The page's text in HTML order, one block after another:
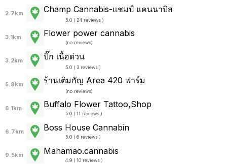
2.7km Champ Cannabis-แชมป์ แคนนาบิส
5.0 ( 24 reviews )
3.1km Flower power cannabis
(no reviews)
3.2km บิ๊ก เนื้อด่วน
5.0 ( 3 reviews )
5.8km ร้านเติมกัญ Area 420 ฟาร์ม
(no reviews)
6.1km Buffalo Flower Tattoo,Shop
5.0 ( 11 reviews )
6.7km Boss House Cannabin
5.0 ( 6 reviews )
9.5km Mahamao.cannabis
4.9 ( 10 reviews )